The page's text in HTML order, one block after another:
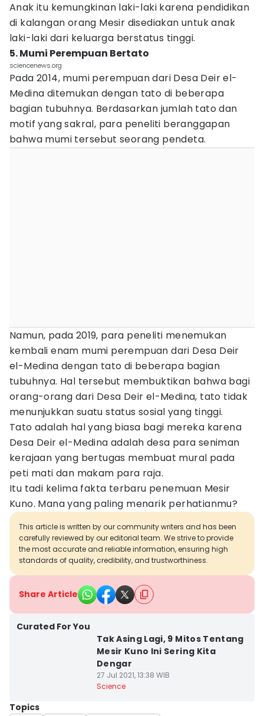
Anak itu kemungkinan laki-laki karena pendidikan
di kalangan orang Mesir disediakan untuk anak
laki-laki dari keluarga berstatus tinggi.
5. Mumi Perempuan Bertato
sciencenews.org
Pada 2014, mumi perempuan dari Desa Deir el-
Medina ditemukan dengan tato di beberapa
bagian tubuhnya. Berdasarkan jumlah tato dan
motif yang sakral, para peneliti beranggapan
bahwa mumi tersebut seorang pendeta.
Namun, pada 2019, para peneliti menemukan
kembali enam mumi perempuan dari Desa Deir
el-Medina dengan tato di beberapa bagian
tubuhnya. Hal tersebut membuktikan bahwa bagi
orang-orang dari Desa Deir el-Medina, tato tidak
menunjukkan suatu status sosial yang tinggi.
Tato adalah hal yang biasa bagi mereka karena
Desa Deir el-Medina adalah desa para seniman
kerajaan yang bertugas membuat mural pada
peti mati dan makam para raja.
Itu tadi kelima fakta terbaru penemuan Mesir
Kuno. Mana yang paling menarik perhatianmu?
This article is written by our community writers and has been
carefully reviewed by our editorial team. We strive to provide
the most accurate and reliable information, ensuring high
standards of quality, credibility, and trustworthiness.
Share Article
Curated For You
Tak Asing Lagi, 9 Mitos Tentang
Mesir Kuno Ini Sering Kita
Dengar
27 Jul 2021, 13:38 WIB
Science
Topics